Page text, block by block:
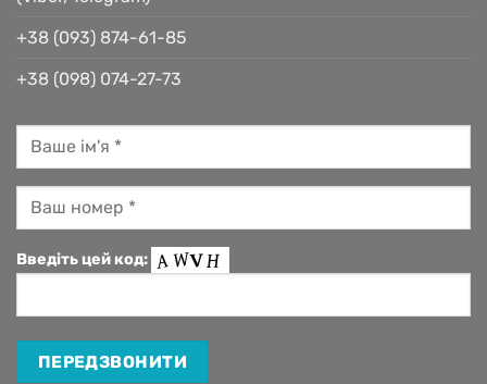
+38 (093) 874-61-85
+38 (098) 074-27-73
Введіть цей код: